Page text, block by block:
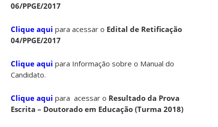
06/PPGE/2017
Clique aqui para acessar o Edital de Retificação
04/PPGE/2017
Clique aqui para Informação sobre o Manual do
Candidato.
Clique aqui para acessar o Resultado da Prova
Escrita – Doutorado em Educação (Turma 2018)